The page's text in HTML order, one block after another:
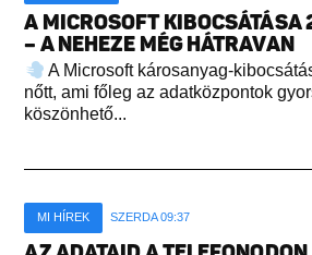
A MICROSOFT
– A NEHEZE MÉG HÁTRAVAN
A Microsoft károsanyag-
nőtt, ami főleg az adatközpontok
köszönhető...
MI HÍREK SZERDA 09:37